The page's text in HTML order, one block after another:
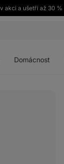
akci a ušetři až 30 %
Domácnost